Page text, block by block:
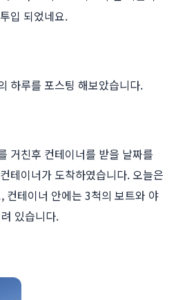
입 되었네요.
하루를 포스팅 해보았습니다.
거친후 컨테이너를 받을 날짜를
테이너가 도착하였습니다. 오늘은
컨테이너 안에는 3척의 보트와 야
있습니다.